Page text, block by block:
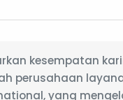
kesempatan
perusahaan
yang